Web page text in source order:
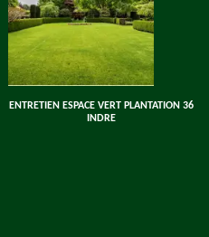
ENTRETIEN ESPACE VERT PLANTATION 36
INDRE